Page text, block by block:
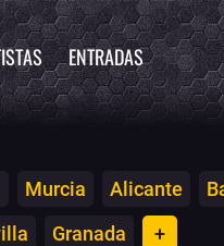
ENTRADAS
Murcia Alicante
Granada +